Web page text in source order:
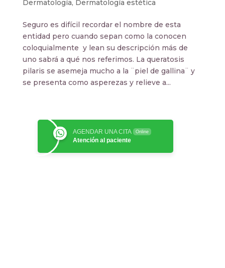
Dermatología, Dermatología estética
Seguro es difícil recordar el nombre de esta
entidad pero cuando sepan como la conocen
coloquialmente y lean su descripción más de
uno sabrá a qué nos referimos. La queratosis
pilaris se asemeja mucho a la ¨piel de gallina¨ y
se presenta como asperezas y relieve a...
AGENDAR UNA CITA Online
Atención al paciente